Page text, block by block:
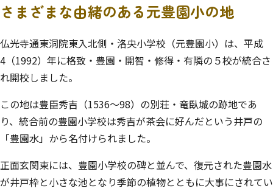
さまざまな由緒のある元豊園小の地
仏光寺通東洞院東入北側・洛央小学校（元豊園小）は、平成
4（1992）年に格致・豊園・開智・修得・有隣の５校が統合さ
れ開校しました。
この地は豊臣秀吉（1536～98）の別荘・竜臥城の跡地であ
り、統合前の豊園小学校は秀吉が茶会に好んだという井戸の
「豊園水」から名付けられました。
正面玄関東には、豊園小学校の碑と並んで、復元された豊園水
が井戸枠と小さな池となり季節の植物とともに大事にされてい